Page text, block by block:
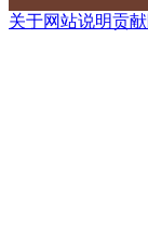
关于网站说明贡献